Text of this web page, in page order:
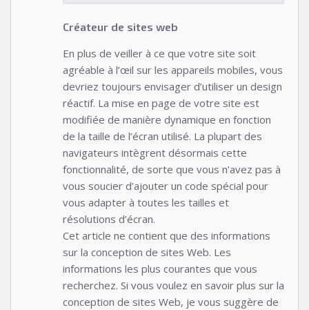
Créateur de sites web
En plus de veiller à ce que votre site soit
agréable à l’œil sur les appareils mobiles, vous
devriez toujours envisager d’utiliser un design
réactif. La mise en page de votre site est
modifiée de manière dynamique en fonction
de la taille de l’écran utilisé. La plupart des
navigateurs intègrent désormais cette
fonctionnalité, de sorte que vous n’avez pas à
vous soucier d’ajouter un code spécial pour
vous adapter à toutes les tailles et
résolutions d’écran.
Cet article ne contient que des informations
sur la conception de sites Web. Les
informations les plus courantes que vous
recherchez. Si vous voulez en savoir plus sur la
conception de sites Web, je vous suggère de